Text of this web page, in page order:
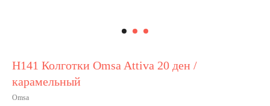
Н141 Колготки Omsa Attiva 20 ден /
карамельный
Omsa